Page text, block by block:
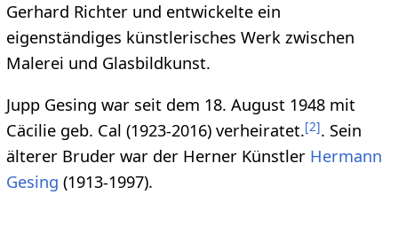
Gerhard Richter und entwickelte ein
eigenständiges künstlerisches Werk zwischen
Malerei und Glasbildkunst.
Jupp Gesing war seit dem 18. August 1948 mit
Cäcilie geb. Cal (1923-2016) verheiratet.[2]. Sein
älterer Bruder war der Herner Künstler Hermann
Gesing (1913-1997).